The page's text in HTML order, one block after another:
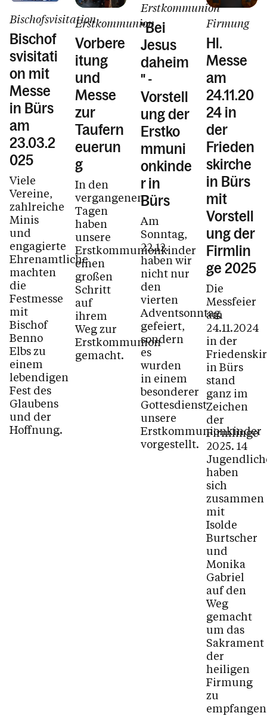
Bischofsvisitation
Bischof
svisitati
on mit
Messe
in Bürs
am
23.03.2
025
Viele
Vereine,
zahlreiche
Minis
und
engagierte
Ehrenamtliche
machten
die
Festmesse
mit
Bischof
Benno
Elbs zu
einem
lebendigen
Fest des
Glaubens
und der
Hoffnung.
Erstkommunion
Vorbere
itung
und
Messe
zur
Taufern
euerun
g
In den
vergangenen
Tagen
haben
unsere
Erstkommunionkinder
einen
großen
Schritt
auf
ihrem
Weg zur
Erstkommunion
gemacht.
Erstkommunion
"Bei
Jesus
daheim
" -
Vorstell
ung der
Erstko
mmuni
onkinde
r in
Bürs
Am
Sonntag,
22.12.
haben wir
nicht nur
den
vierten
Adventsonntag
gefeiert,
sondern
es
wurden
in einem
besonderer
Gottesdienst
unsere
Erstkommunionkinder
vorgestellt.
Firmung
Hl.
Messe
am
24.11.20
24 in
der
Frieden
skirche
in Bürs
mit
Vorstell
ung der
Firmlin
ge 2025
Die
Messfeier
am
24.11.2024
in der
in Bürs
stand
ganz im
Zeichen
der
Firmlinge
2025. 14
haben
sich
zusammen
mit
Isolde
Burtscher
und
Monika
Gabriel
auf den
Weg
gemacht
um das
Sakrament
der
heiligen
Firmung
zu